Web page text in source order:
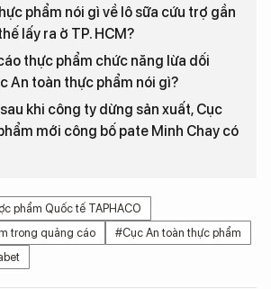
phẩm nói gì về lô sữa cứu trợ gần
lấy ra ở TP. HCM?
thực phẩm chức năng lừa dối
An toàn thực phẩm nói gì?
khi công ty dừng sản xuất, Cục
mới công bố pate Minh Chay có
phẩm Quốc tế TAPHACO
trong quảng cáo
#Cục An toàn thực phẩm